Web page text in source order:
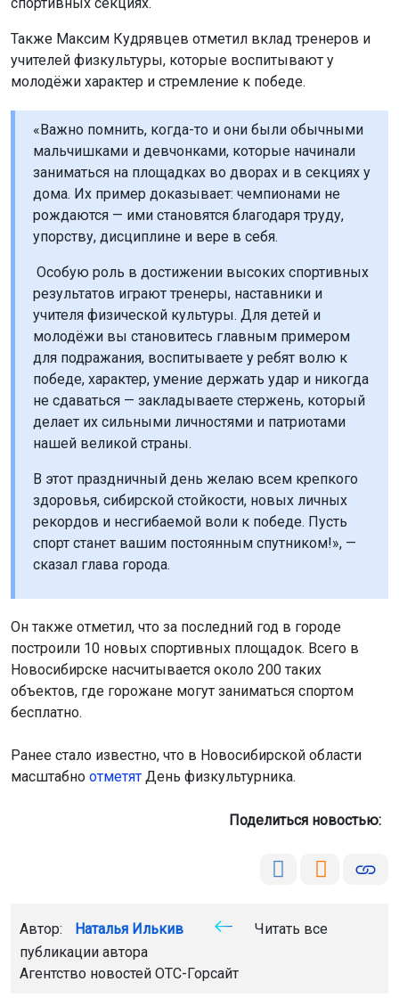
спортивных секциях.
Также Максим Кудрявцев отметил вклад тренеров и
учителей физкультуры, которые воспитывают у
молодёжи характер и стремление к победе.
«Важно помнить, когда-то и они были обычными
мальчишками и девчонками, которые начинали
заниматься на площадках во дворах и в секциях у
дома. Их пример доказывает: чемпионами не
рождаются — ими становятся благодаря труду,
упорству, дисциплине и вере в себя.
Особую роль в достижении высоких спортивных
результатов играют тренеры, наставники и
учителя физической культуры. Для детей и
молодёжи вы становитесь главным примером
для подражания, воспитываете у ребят волю к
победе, характер, умение держать удар и никогда
не сдаваться — закладываете стержень, который
делает их сильными личностями и патриотами
нашей великой страны.
В этот праздничный день желаю всем крепкого
здоровья, сибирской стойкости, новых личных
рекордов и несгибаемой воли к победе. Пусть
спорт станет вашим постоянным спутником!», —
сказал глава города.
Он также отметил, что за последний год в городе
построили 10 новых спортивных площадок. Всего в
Новосибирске насчитывается около 200 таких
объектов, где горожане могут заниматься спортом
бесплатно.
Ранее стало известно, что в Новосибирской области
масштабно отметят День физкультурника.
Поделиться новостью:
Автор: Наталья Илькив
Читать все
публикации автора
Агентство новостей ОТС-Горсайт